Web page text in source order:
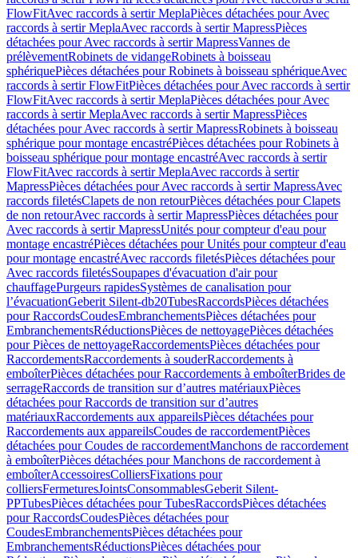
FlowFitAvec raccords à sertir MeplaPièces détachées pour Avec
raccords à sertir MeplaAvec raccords à sertir MapressPièces
détachées pour Avec raccords à sertir MapressVannes de
prélèvementRobinets de vidangeRobinets à boisseau
sphériquePièces détachées pour Robinets à boisseau sphériqueAvec
raccords à sertir FlowFitPièces détachées pour Avec raccords à sertir
FlowFitAvec raccords à sertir MeplaPièces détachées pour Avec
raccords à sertir MeplaAvec raccords à sertir MapressPièces
détachées pour Avec raccords à sertir MapressRobinets à boisseau
sphérique pour montage encastréPièces détachées pour Robinets à
boisseau sphérique pour montage encastréAvec raccords à sertir
FlowFitAvec raccords à sertir MeplaAvec raccords à sertir
MapressPièces détachées pour Avec raccords à sertir MapressAvec
raccords filetésClapets de non retourPièces détachées pour Clapets
de non retourAvec raccords à sertir MapressPièces détachées pour
Avec raccords à sertir MapressUnités pour compteur d'eau pour
montage encastréPièces détachées pour Unités pour compteur d'eau
pour montage encastréAvec raccords filetésPièces détachées pour
Avec raccords filetésSoupapes d'évacuation d'air pour
chauffagePurgeurs rapidesSystèmes de canalisation pour
l’évacuationGeberit Silent-db20TubesRaccordsPièces détachées
pour RaccordsCoudesEmbranchementsPièces détachées pour
EmbranchementsRéductionsPièces de nettoyagePièces détachées
pour Pièces de nettoyageRaccordementsPièces détachées pour
RaccordementsRaccordements à souderRaccordements à
emboîterPièces détachées pour Raccordements à emboîterBrides de
serrageRaccords de transition sur d’autres matériauxPièces
détachées pour Raccords de transition sur d’autres
matériauxRaccordements aux appareilsPièces détachées pour
Raccordements aux appareilsCoudes de raccordementPièces
détachées pour Coudes de raccordementManchons de raccordement
à emboîterPièces détachées pour Manchons de raccordement à
emboîterAccessoiresColliersFixations pour
colliersFermeturesJointsConsommablesGeberit Silent-
PPTubesPièces détachées pour TubesRaccordsPièces détachées
pour RaccordsCoudesPièces détachées pour
CoudesEmbranchementsPièces détachées pour
EmbranchementsRéductionsPièces détachées pour